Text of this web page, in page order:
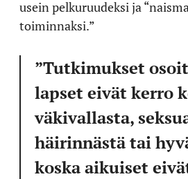
usein pelkuruudeksi ja
toiminnaksi.”
”Tutkimukset
lapset eivät kerro
väkivallasta,
häirinnästä tai
koska aikuiset